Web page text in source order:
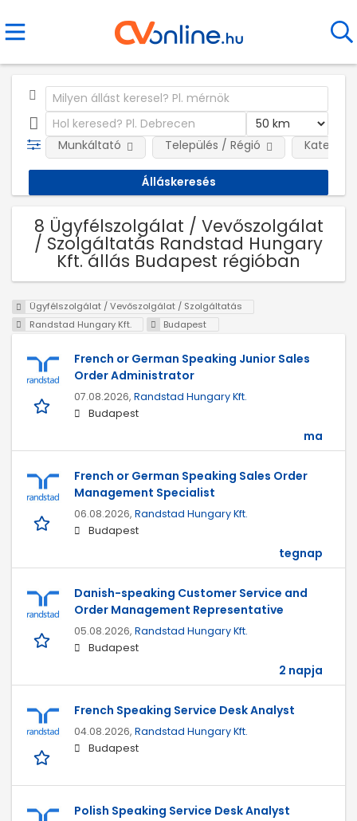
Munkáltató Település / Régió
8 Ügyfélszolgálat / Vevőszolgálat
/ Szolgáltatás Randstad Hungary
Kft. állás Budapest régióban
Ügyfélszolgálat / Vevőszolgálat / Szolgáltatás
Randstad Hungary Kft.
Budapest
French or German Speaking Junior Sales
Order Administrator
07.08.2026, Randstad Hungary Kft.
Budapest
ma
French or German Speaking Sales Order
Management Specialist
06.08.2026, Randstad Hungary Kft.
Budapest
tegnap
Danish-speaking Customer Service and
Order Management Representative
05.08.2026, Randstad Hungary Kft.
Budapest
2 napja
French Speaking Service Desk Analyst
04.08.2026, Randstad Hungary Kft.
Budapest
Polish Speaking Service Desk Analyst